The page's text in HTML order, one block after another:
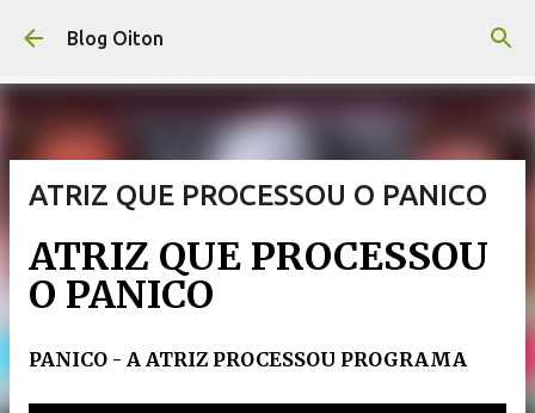
Pular para o conteúdo principal
Blog Oiton
ATRIZ QUE PROCESSOU O PANICO
ATRIZ QUE PROCESSOU
O PANICO
PANICO - A ATRIZ PROCESSOU PROGRAMA